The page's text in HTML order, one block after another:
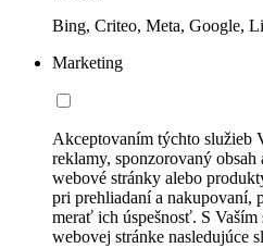
Bing, Criteo, Meta, Google,
Marketing
Akceptovaním týchto služieb
reklamy, sponzorovaný
webové stránky alebo
pri prehliadaní a nakupovaní,
merať ich úspešnosť. S
webovej stránke nasledujúce